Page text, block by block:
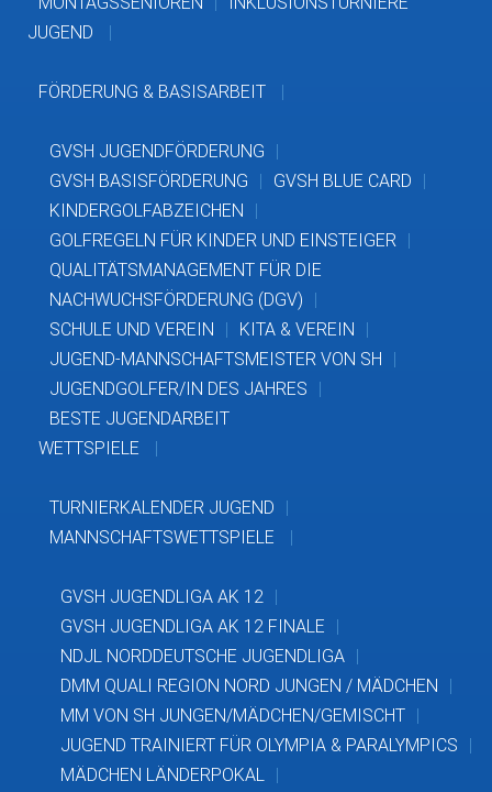
JUGEND
FÖRDERUNG & BASISARBEIT
GVSH JUGENDFÖRDERUNG
GVSH BASISFÖRDERUNG
GVSH BLUE CARD
KINDERGOLFABZEICHEN
GOLFREGELN FÜR KINDER UND EINSTEIGER
QUALITÄTSMANAGEMENT FÜR DIE
NACHWUCHSFÖRDERUNG (DGV)
SCHULE UND VEREIN
KITA & VEREIN
JUGEND-MANNSCHAFTSMEISTER VON SH
JUGENDGOLFER/IN DES JAHRES
BESTE JUGENDARBEIT
WETTSPIELE
TURNIERKALENDER JUGEND
MANNSCHAFTSWETTSPIELE
GVSH JUGENDLIGA AK 12
GVSH JUGENDLIGA AK 12 FINALE
NDJL NORDDEUTSCHE JUGENDLIGA
DMM QUALI REGION NORD JUNGEN / MÄDCHEN
MM VON SH JUNGEN/MÄDCHEN/GEMISCHT
JUGEND TRAINIERT FÜR OLYMPIA & PARALYMPICS
MÄDCHEN LÄNDERPOKAL